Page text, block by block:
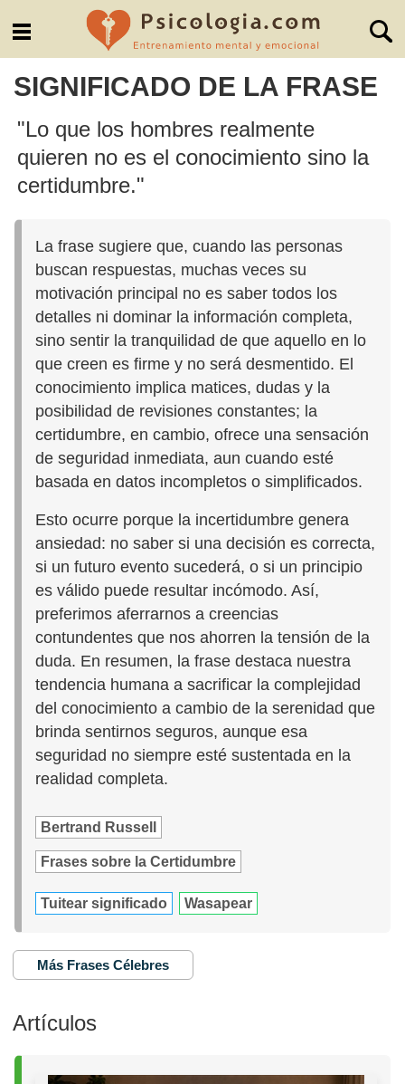
SIGNIFICADO DE LA FRASE
"Lo que los hombres realmente
quieren no es el conocimiento sino la
certidumbre."
La frase sugiere que, cuando las personas
buscan respuestas, muchas veces su
motivación principal no es saber todos los
detalles ni dominar la información completa,
sino sentir la tranquilidad de que aquello en lo
que creen es firme y no será desmentido. El
conocimiento implica matices, dudas y la
posibilidad de revisiones constantes; la
certidumbre, en cambio, ofrece una sensación
de seguridad inmediata, aun cuando esté
basada en datos incompletos o simplificados.
Esto ocurre porque la incertidumbre genera
ansiedad: no saber si una decisión es correcta,
si un futuro evento sucederá, o si un principio
es válido puede resultar incómodo. Así,
preferimos aferrarnos a creencias
contundentes que nos ahorren la tensión de la
duda. En resumen, la frase destaca nuestra
tendencia humana a sacrificar la complejidad
del conocimiento a cambio de la serenidad que
brinda sentirnos seguros, aunque esa
seguridad no siempre esté sustentada en la
realidad completa.
Bertrand Russell
Frases sobre la Certidumbre
Tuitear significado Wasapear
Más Frases Célebres
Artículos